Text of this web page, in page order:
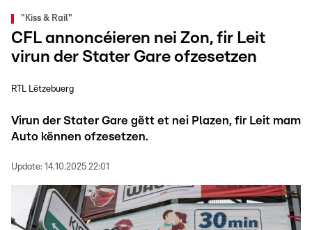
"Kiss & Rail"
CFL annoncéieren nei Zon, fir Leit
virun der Stater Gare ofzesetzen
RTL Lëtzebuerg
Virun der Stater Gare gëtt et nei Plazen, fir Leit mam
Auto kënnen ofzesetzen.
Update: 14.10.2025 22:01